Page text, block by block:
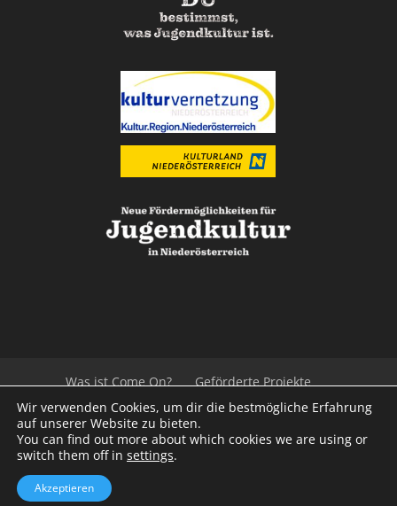
Was ist Come On?
Geförderte Projekte
Der Beirat
Impressum/Datenschutz
Links
Presse
© 2020Kulturvernetzung Niederösterreich
Wir verwenden Cookies, um dir die bestmögliche Erfahrung
auf unserer Website zu bieten.
You can find out more about which cookies we are using or
switch them off in settings.
Akzeptieren